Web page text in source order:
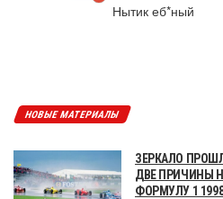
Нытик еб*ный
НОВЫЕ МАТЕРИАЛЫ
ЗЕРКАЛО
ДВЕ ПРИЧИНЫ
ФОРМУЛУ 1